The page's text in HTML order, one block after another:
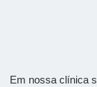
Em nossa clínica